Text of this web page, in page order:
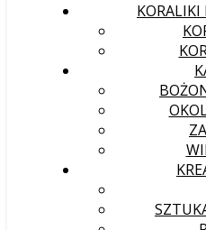
KORALIKI